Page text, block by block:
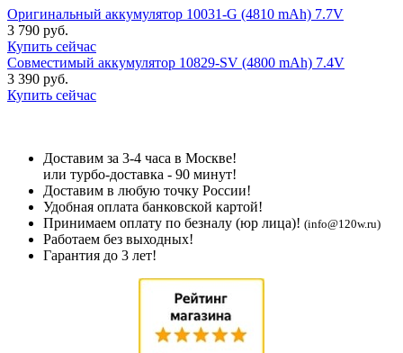
Оригинальный аккумулятор 10031-G (4810 mAh) 7.7V
3 790 руб.
Купить сейчас
Совместимый аккумулятор 10829-SV (4800 mAh) 7.4V
3 390 руб.
Купить сейчас
Доставим за 3-4 часа в Москве!
или турбо-доставка - 90 минут!
Доставим в любую точку России!
Удобная оплата банковской картой!
Принимаем оплату по безналу (юр лица)! (info@120w.ru)
Работаем без выходных!
Гарантия до 3 лет!